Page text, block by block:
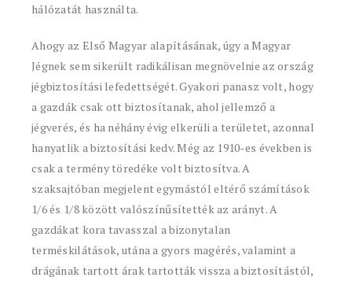
hálózatát használta.
Ahogy az Első Magyar alapításának, úgy a Magyar
Jégnek sem sikerült radikálisan megnövelnie az ország
jégbiztosítási lefedettségét. Gyakori panasz volt, hogy
a gazdák csak ott biztosítanak, ahol jellemző a
jégverés, és ha néhány évig elkerüli a területet, azonnal
hanyatlik a biztosítási kedv. Még az 1910-es években is
csak a termény töredéke volt biztosítva. A
szaksajtóban megjelent egymástól eltérő számítások
1/6 és 1/8 között valószínűsítették az arányt. A
gazdákat kora tavasszal a bizonytalan
terméskilátások, utána a gyors magérés, valamint a
drágának tartott árak tartották vissza a biztosítástól,